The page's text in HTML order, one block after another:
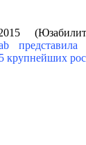
крупнейших